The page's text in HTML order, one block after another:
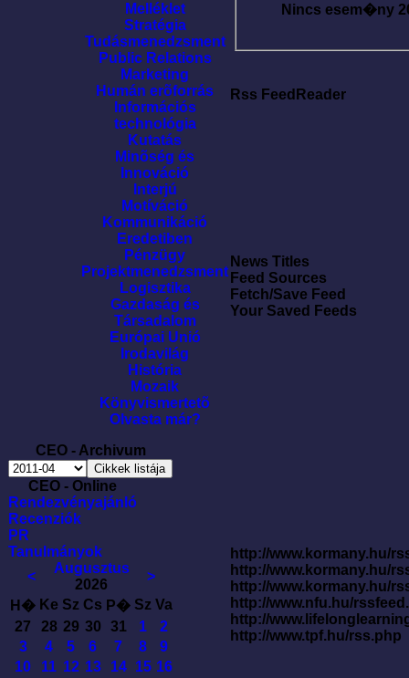
Melléklet
Stratégia
Tudásmenedzsment
Public Relations
Marketing
Humán erõforrás
Információs
technológia
Kutatás
Minõség és
Innováció
Interjú
Motíváció
Kommunikáció
Eredetiben
Pénzügy
Projektmenedzsment
Logisztika
Gazdaság és
Társadalom
Európai Unió
Irodavilág
História
Mozaik
Könyvismertetõ
Olvasta már?
CEO - Archivum
CEO - Online
Rendezvényajánló
Recenziók
PR
Tanulmányok
<
Augusztus
2026
>
H� Ke Sz Cs P� Sz Va
27
28 29 30 31 1
2
3
4 5 6 7 8
9
10
11 12 13 14 15 16
Nincs esem�ny
Rss FeedReader
News Titles
Feed Sources
Fetch/Save Feed
Your Saved Feeds
http://www.kormany.hu/
http://www.kormany.hu/
http://www.kormany.hu/
http://www.nfu.hu/
http://
http://www.tpf.hu/rss.php